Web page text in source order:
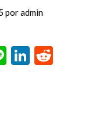
poradmin
Line